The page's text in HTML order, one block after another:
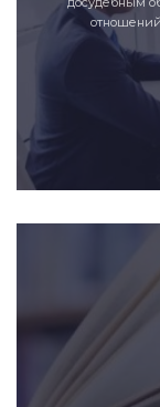
отношений